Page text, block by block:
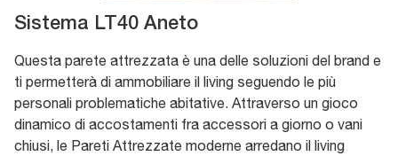
Sistema LT40 Aneto
Questa parete attrezzata è una delle soluzioni del brand e
ti permetterà di ammobiliare il living seguendo le più
personali problematiche abitative. Attraverso un gioco
dinamico di accostamenti fra accessori a giorno o vani
chiusi, le Pareti Attrezzate moderne arredano il living